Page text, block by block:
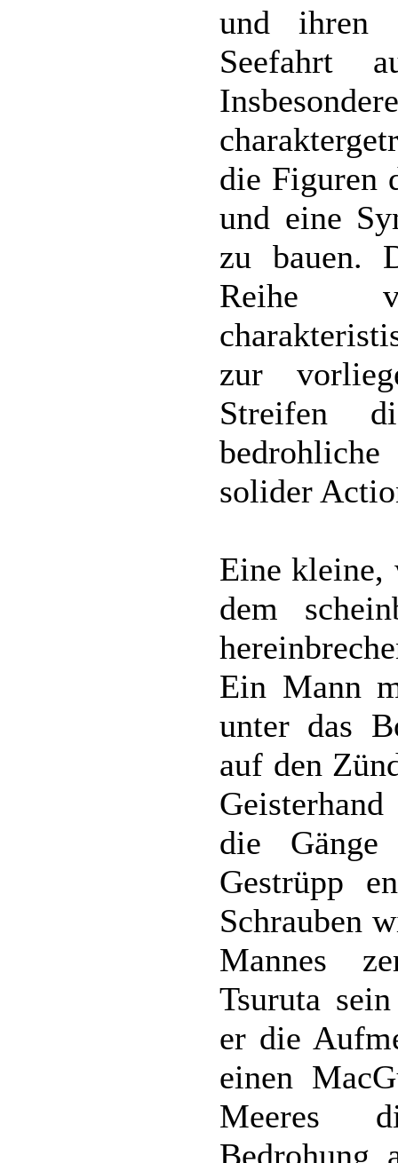
und ihren
Seefahrt
die Figuren
und eine
zu bauen.
Reihe
zur
Streifen
solider
Eine kleine,
dem
Ein Mann
unter das
auf den
die
Gestrüpp
Schrauben
Mannes
Tsuruta
er die
einen
Meeres
Bedrohung